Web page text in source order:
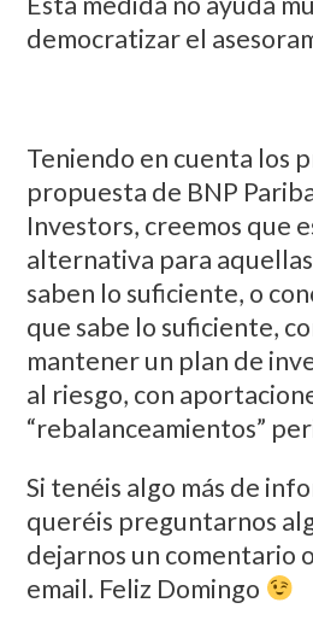
democratizar el
Teniendo en cuenta los
propuesta de BNP
Investors, creemos que
alternativa para
saben lo suficiente, o
que sabe lo suficiente,
mantener un plan de
al riesgo, con
“rebalanceamientos”
Si tenéis algo más de
queréis preguntarnos
dejarnos un comentario
email. Feliz Domingo